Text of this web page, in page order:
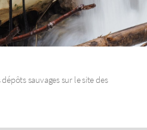
sauvages sur le site des